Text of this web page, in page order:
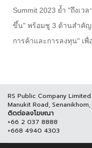
Summit 2023 ย้ำ "ถึงเว
ขึ้น" พร้อมชู 3 ด้านสำคัญ
การค้าและการลงทุน" เ
RS Public Company
Manukit Road,
ติดต่อลงโฆษณา
+66 2 037 8888
+668 4940 4303